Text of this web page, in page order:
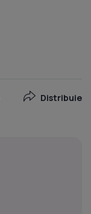
Distribuie